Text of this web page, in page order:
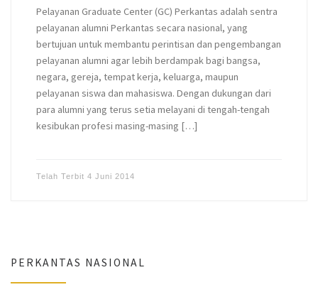
Pelayanan Graduate Center (GC) Perkantas adalah sentra
pelayanan alumni Perkantas secara nasional, yang
bertujuan untuk membantu perintisan dan pengembangan
pelayanan alumni agar lebih berdampak bagi bangsa,
negara, gereja, tempat kerja, keluarga, maupun
pelayanan siswa dan mahasiswa. Dengan dukungan dari
para alumni yang terus setia melayani di tengah-tengah
kesibukan profesi masing-masing […]
Telah Terbit 4 Juni 2014
PERKANTAS NASIONAL